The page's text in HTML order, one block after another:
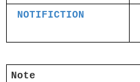
NOTIFICTION
Note